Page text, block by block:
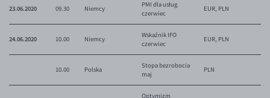
23.06.2020 09.30 Niemcy
PMI dla usług
czerwiec
EUR, PLN
24.06.2020 10.00 Niemcy
Wskaźnik IFO
czerwiec
EUR, PLN
10.00 Polska
Stopa bezrobocia
maj
PLN
Optymizm